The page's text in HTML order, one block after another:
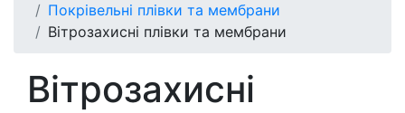
Покрівельні плівки та мембрани
Вітрозахисні плівки та мембрани
Вітрозахисні